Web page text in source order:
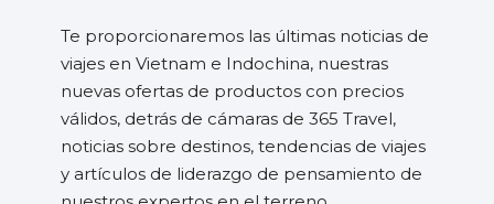
Te proporcionaremos las últimas noticias de
viajes en Vietnam e Indochina, nuestras
nuevas ofertas de productos con precios
válidos, detrás de cámaras de 365 Travel,
noticias sobre destinos, tendencias de viajes
y artículos de liderazgo de pensamiento de